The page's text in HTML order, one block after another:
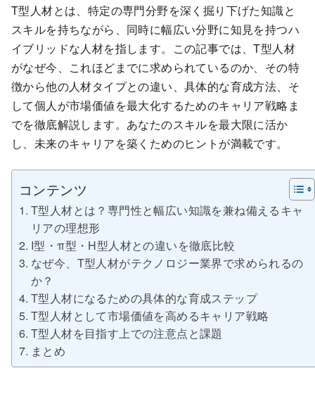
T型人材とは、特定の専門分野を深く掘り下げた知識と
スキルを持ちながら、同時に幅広い分野に知見を持つハ
イブリッドな人材を指します。この記事では、T型人材
がなぜ今、これほどまでに求められているのか、その特
徴から他の人材タイプとの違い、具体的な育成方法、そ
して個人が市場価値を最大化するためのキャリア戦略ま
でを徹底解説します。あなたのスキルを最大限に活か
し、未来のキャリアを築くためのヒントが満載です。
コンテンツ
T型人材とは？専門性と幅広い知識を兼ね備えるキャ
リアの理想形
I型・π型・H型人材との違いを徹底比較
なぜ今、T型人材がテクノロジー業界で求められるの
か？
T型人材になるための具体的な育成ステップ
T型人材として市場価値を高めるキャリア戦略
T型人材を目指す上での注意点と課題
まとめ